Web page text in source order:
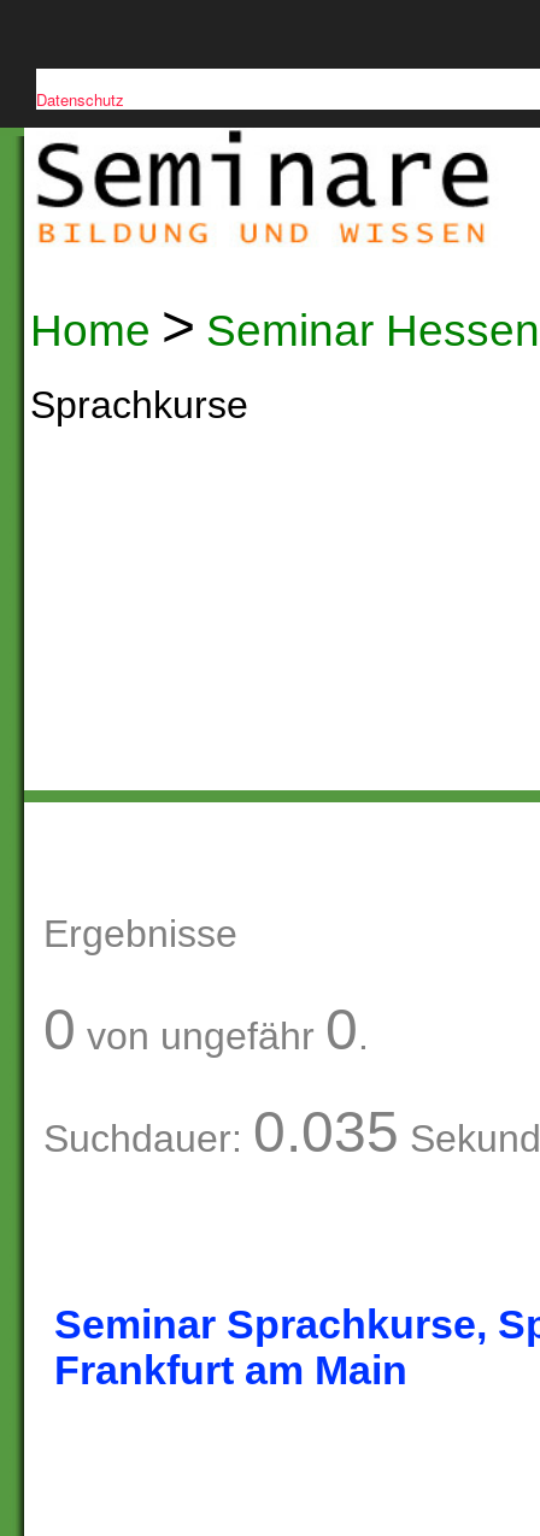
Datenschutz
Home > Seminar Hessen
Sprachkurse
Ergebnisse
0 von ungefähr 0.
Suchdauer: 0.035
Seminar Sprachkurse,
Frankfurt am Main